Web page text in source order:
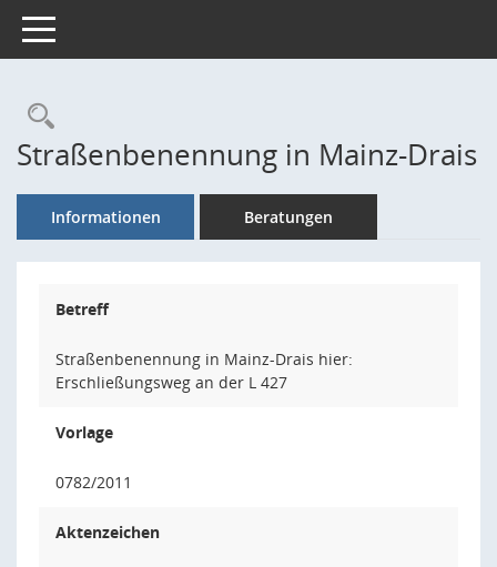
Toggle navigation
Rechercheauswahl
Straßenbenennung in Mainz-Drais
Informationen Beratungen
Betreff
Straßenbenennung in Mainz-Drais hier:
Erschließungsweg an der L 427
Vorlage
0782/2011
Aktenzeichen